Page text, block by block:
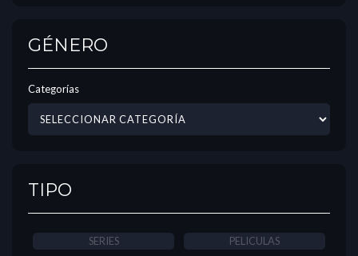
GÉNERO
Categorías
TIPO
SERIES PELICULAS